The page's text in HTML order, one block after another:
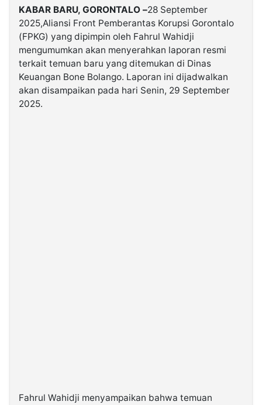
Kabarbaru.co
2026
KABAR BARU, GORONTALO –28 September
2025,Aliansi Front Pemberantas Korupsi Gorontalo
(FPKG) yang dipimpin oleh Fahrul Wahidji
mengumumkan akan menyerahkan laporan resmi
terkait temuan baru yang ditemukan di Dinas
Keuangan Bone Bolango. Laporan ini dijadwalkan
akan disampaikan pada hari Senin, 29 September
2025.
Fahrul Wahidji menyampaikan bahwa temuan